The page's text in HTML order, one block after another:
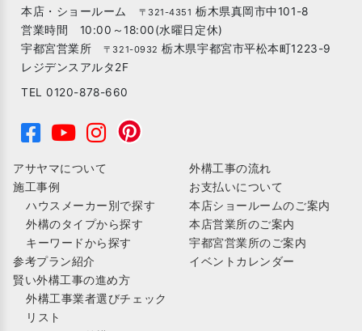
本店・ショールーム 〒321-4351 栃木県真岡市中101-8
営業時間 10:00～18:00(水曜日定休)
宇都宮営業所 〒321-0932 栃木県宇都宮市平松本町1223-9
レジデンスアルタ2F
TEL 0120-878-660
アサヤマについて
施工事例
ハウスメーカー別で探す
外構のタイプから探す
キーワードから探す
参考プラン紹介
賢い外構工事の進め方
外構工事業者選びチェック
リスト
外構工事の流れ
お支払いについて
本店ショールームのご案内
本店営業所のご案内
宇都宮営業所のご案内
イベントカレンダー